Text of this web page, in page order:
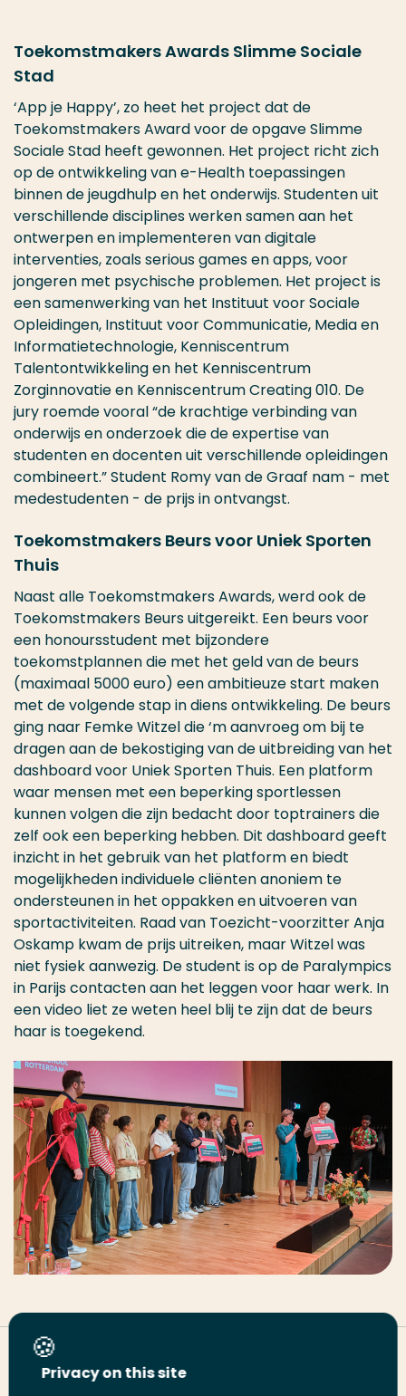
Toekomstmakers Awards Slimme Sociale
Stad
‘App je Happy’, zo heet het project dat de
Toekomstmakers Award voor de opgave Slimme
Sociale Stad heeft gewonnen. Het project richt zich
op de ontwikkeling van e-Health toepassingen
binnen de jeugdhulp en het onderwijs. Studenten uit
verschillende disciplines werken samen aan het
ontwerpen en implementeren van digitale
interventies, zoals serious games en apps, voor
jongeren met psychische problemen. Het project is
een samenwerking van het Instituut voor Sociale
Opleidingen, Instituut voor Communicatie, Media en
Informatietechnologie, Kenniscentrum
Talentontwikkeling en het Kenniscentrum
Zorginnovatie en Kenniscentrum Creating 010. De
jury roemde vooral “de krachtige verbinding van
onderwijs en onderzoek die de expertise van
studenten en docenten uit verschillende opleidingen
combineert.” Student Romy van de Graaf nam - met
medestudenten - de prijs in ontvangst.
Toekomstmakers Beurs voor Uniek Sporten
Thuis
Naast alle Toekomstmakers Awards, werd ook de
Toekomstmakers Beurs uitgereikt. Een beurs voor
een honoursstudent met bijzondere
toekomstplannen die met het geld van de beurs
(maximaal 5000 euro) een ambitieuze start maken
met de volgende stap in diens ontwikkeling. De beurs
ging naar Femke Witzel die ‘m aanvroeg om bij te
dragen aan de bekostiging van de uitbreiding van het
dashboard voor Uniek Sporten Thuis. Een platform
waar mensen met een beperking sportlessen
kunnen volgen die zijn bedacht door toptrainers die
zelf ook een beperking hebben. Dit dashboard geeft
inzicht in het gebruik van het platform en biedt
mogelijkheden individuele cliënten anoniem te
ondersteunen in het oppakken en uitvoeren van
sportactiviteiten. Raad van Toezicht-voorzitter Anja
Oskamp kwam de prijs uitreiken, maar Witzel was
niet fysiek aanwezig. De student is op de Paralympics
in Parijs contacten aan het leggen voor haar werk. In
een video liet ze weten heel blij te zijn dat de beurs
haar is toegekend.
Deel deze pagina
Privacy on this site